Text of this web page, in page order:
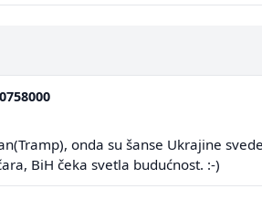
onda su šanse Ukrajine
BiH čeka svetla budućnost. :-)